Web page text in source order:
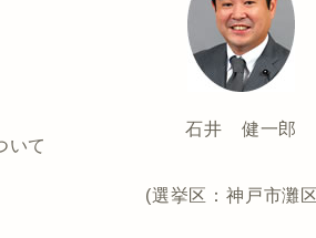
いて
石井 健一郎
(選挙区：神戸市灘区